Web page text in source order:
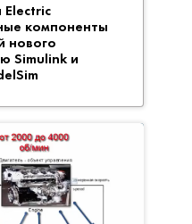
компоненты
нового
Simulink и